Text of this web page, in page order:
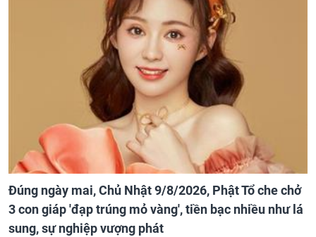
Đúng ngày mai, Chủ Nhật 9/8/2026, Phật Tổ che chở
3 con giáp 'đạp trúng mỏ vàng', tiền bạc nhiều như lá
sung, sự nghiệp vượng phát